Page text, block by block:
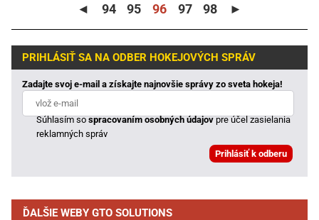
◄ 94 95 96 97 98 ►
PRIHLÁSIŤ SA NA ODBER HOKEJOVÝCH SPRÁV
Zadajte svoj e-mail a získajte najnovšie správy zo sveta hokeja!
Súhlasím sospracovaním osobných údajovpre účel zasielania
reklamných správ
ĎALŠIE WEBY GTO SOLUTIONS